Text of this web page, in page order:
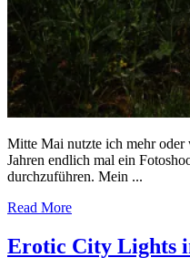
Mitte Mai nutzte ich mehr
Jahren endlich mal ein
durchzuführen. Mein ...
Read More
Erotic City Lights